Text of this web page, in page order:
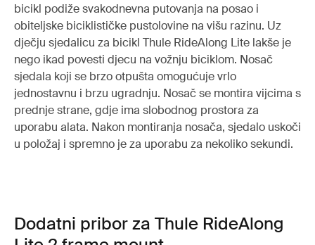
bicikl podiže svakodnevna putovanja na posao i
obiteljske biciklističke pustolovine na višu razinu. Uz
dječju sjedalicu za bicikl Thule RideAlong Lite lakše je
nego ikad povesti djecu na vožnju biciklom. Nosač
sjedala koji se brzo otpušta omogućuje vrlo
jednostavnu i brzu ugradnju. Nosač se montira vijcima s
prednje strane, gdje ima slobodnog prostora za
uporabu alata. Nakon montiranja nosača, sjedalo uskoči
u položaj i spremno je za uporabu za nekoliko sekundi.
Dodatni pribor za Thule RideAlong